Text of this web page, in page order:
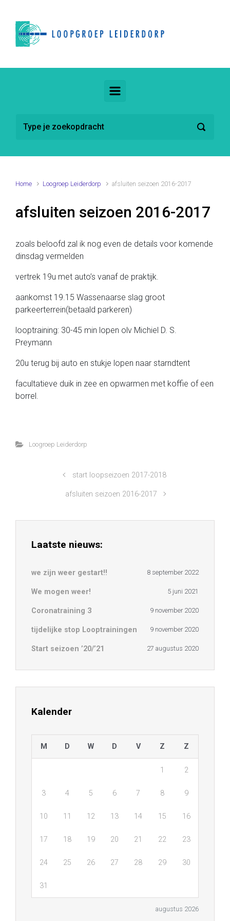
Home Loogroep Leiderdorp afsluiten seizoen 2016-2017
afsluiten seizoen 2016-2017
zoals beloofd zal ik nog even de details voor komende
dinsdag vermelden
vertrek 19u met auto’s vanaf de praktijk.
aankomst 19.15 Wassenaarse slag groot
parkeerterrein(betaald parkeren)
looptraining: 30-45 min lopen olv Michiel D. S.
Preymann
20u terug bij auto en stukje lopen naar starndtent
facultatieve duik in zee en opwarmen met koffie of een
borrel.
Loogroep Leiderdorp
start loopseizoen 2017-2018
afsluiten seizoen 2016-2017
Laatste nieuws:
we zijn weer gestart!! 8 september 2022
We mogen weer! 5 juni 2021
Coronatraining 3 9 november 2020
tijdelijke stop Looptrainingen 9 november 2020
Start seizoen ’20/’21 27 augustus 2020
Kalender
augustus 2026
M D W D V Z Z
1 2
3 4 5 6 7 8 9
10 11 12 13 14 15 16
17 18 19 20 21 22 23
24 25 26 27 28 29 30
31